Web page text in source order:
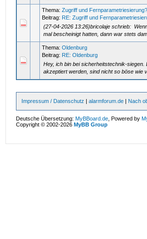
Thema:Zugriff und Fernparametriesierung?
Beitrag: RE: Zugriff und
(27-04-2026 13:26)bricolaje schrieb:
mal bescheinigt hatten, dann war stets
Thema:Oldenburg
Beitrag: RE: Oldenburg
Hey, ich bin bei sicherheitstechnik-
akzeptiert werden, sind nicht so böse wie
Impressum / Datenschutz |alarmforum.de | Nach
Deutsche Übersetzung:MyBBoard.de , Powered by
Copyright © 2002-2026MyBB Group